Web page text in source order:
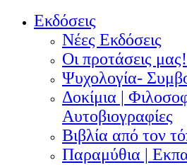
Εκδόσεις
Νέες Εκδόσεις
Οι προτάσεις μας!
Ψυχολογία-
Δοκίμια |
Αυτοβιογραφίες
Βιβλία από τον
Παραμύθια |